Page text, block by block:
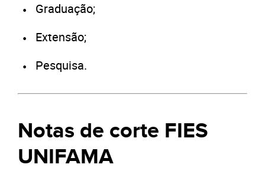
Graduação;
Extensão;
Pesquisa.
Notas de corte FIES
UNIFAMA